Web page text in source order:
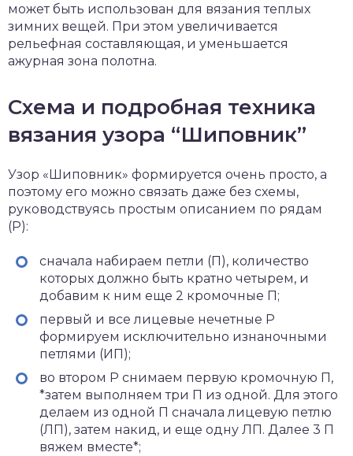
может быть использован для вязания теплых
зимних вещей. При этом увеличивается
рельефная составляющая, и уменьшается
ажурная зона полотна.
Схема и подробная техника
вязания узора “Шиповник”
Узор «Шиповник» формируется очень просто, а
поэтому его можно связать даже без схемы,
руководствуясь простым описанием по рядам
(Р):
сначала набираем петли (П), количество
которых должно быть кратно четырем, и
добавим к ним еще 2 кромочные П;
первый и все лицевые нечетные Р
формируем исключительно изнаночными
петлями (ИП);
во втором Р снимаем первую кромочную П,
*затем выполняем три П из одной. Для этого
делаем из одной П сначала лицевую петлю
(ЛП), затем накид, и еще одну ЛП. Далее 3 П
вяжем вместе*;